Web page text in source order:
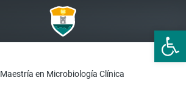
Abrir
Maestría en Microbiología Clínica